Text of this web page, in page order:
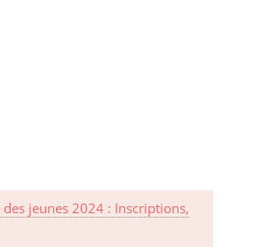
jeunes 2024 : Inscriptions,